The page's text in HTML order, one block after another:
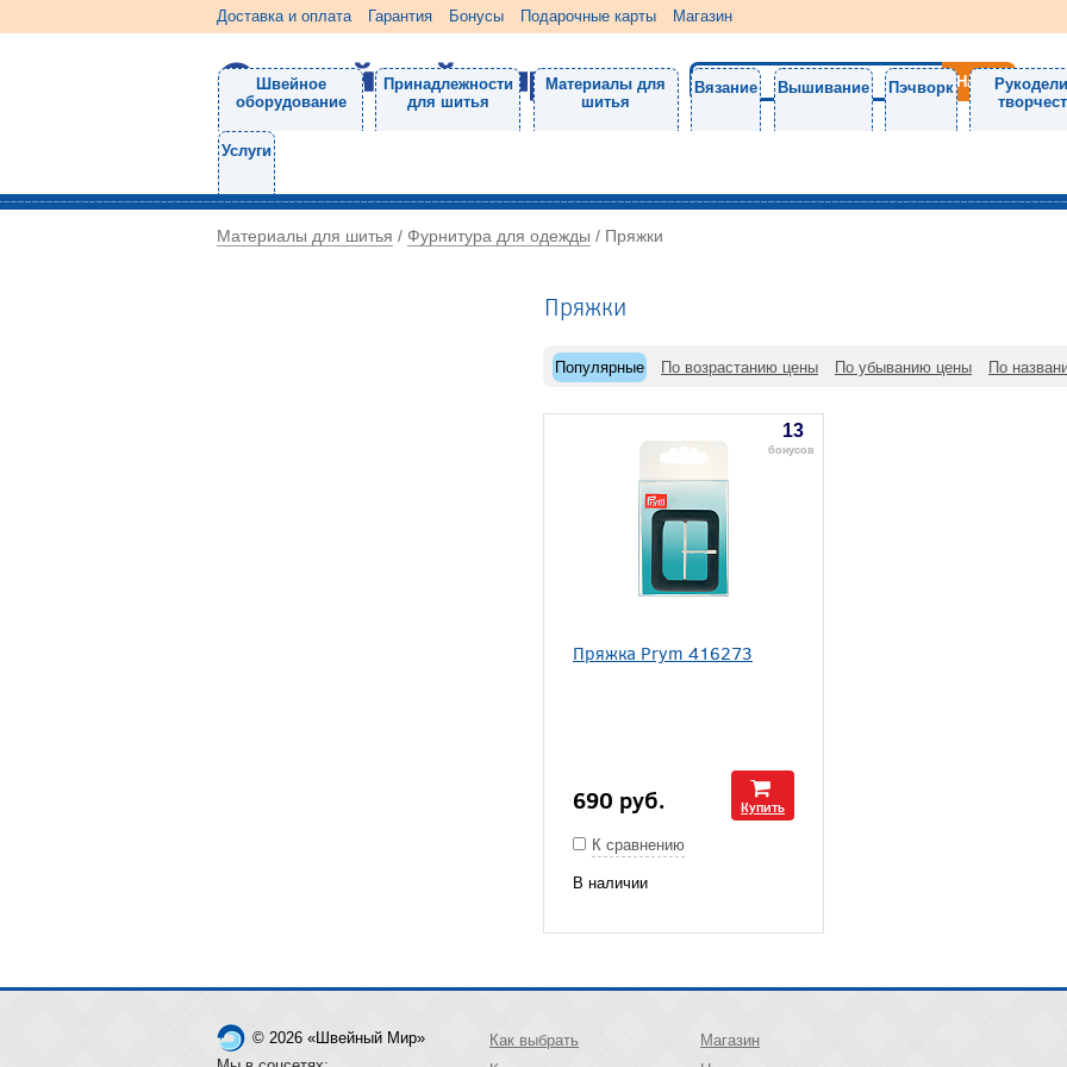
Доставка и оплата Гарантия Бонусы Подарочные карты Магазин
Швейное
оборудование
Принадлежности
для шитья
Материалы для
шитья
Вязание Вышивание Пэчворк
Услуги
Материалы для шитья / Фурнитура для одежды / Пряжки
Пряжки
Популярные По возрастанию цены По убыванию цены По
13
бонусов
Пряжка Prym 416273
690 руб. Купить
К сравнению
В наличии
© 2026 «Швейный Мир»
Как выбрать
Магазин